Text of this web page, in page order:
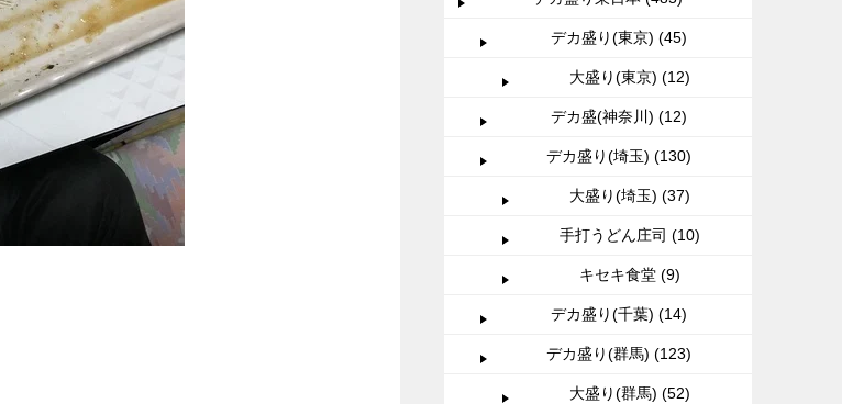
デカ盛り(東京) (45)
大盛り(東京) (12)
デカ盛(神奈川) (12)
デカ盛り(埼玉) (130)
大盛り(埼玉) (37)
手打うどん庄司 (10)
キセキ食堂 (9)
デカ盛り(千葉) (14)
デカ盛り(群馬) (123)
大盛り(群馬) (52)